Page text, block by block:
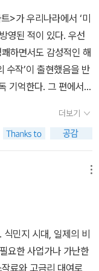
을 갖고 있어서 사람들
몸에 좋은 것을 많이
지만 부자이긴 하지만
려고 실랑이를 벌일 정
터 운대가 좋아서 부
사고로 아버지 윤용
버지가 남긴 재산을
재산으로 불어났고,
터를 대충 이해할 수
결혼을 시켰고, 자신
얻은 것이다. 첫째 아
부터 딴살림을차리고
적이 별로 없었단다.
고 창식과 고씨 사이
가 우리나라에서 ‘미
영된 적이 있다. 우선
하면서도 감성적인 해
수작’이 출현했음을 반
기억한다. 그 편에서
우리의 인생을 바꾸거
질문을 했을까? 아니
을 보통에는 쉽게 하지
세상을 한 바퀴 휘 둘
다. 본래 인간이 그 크
모르겠다. 곁에 두고
도 하다. 사랑하는 이
인데. 그리하여 예술을
소하게나마 정리해야
더보기
민지 시대, 일제의 비
요한 사업가나 가난한
료와 고금리 대여로